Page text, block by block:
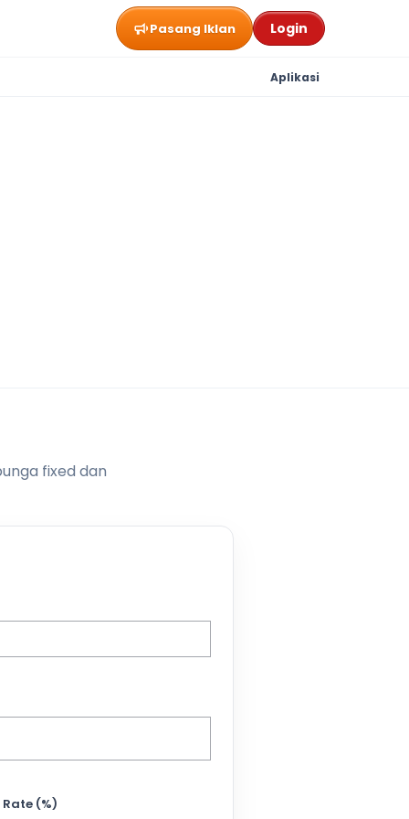
Pasang Iklan Login
Aplikasi
fixed dan
(%)